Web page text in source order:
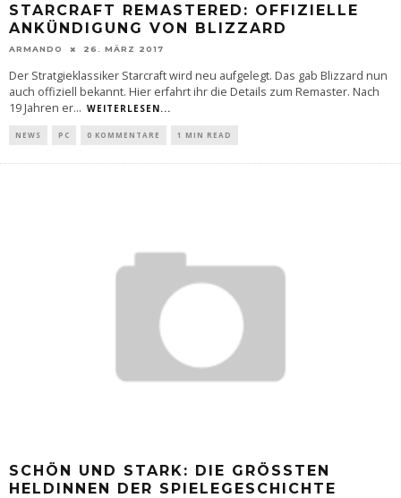
STARCRAFT REMASTERED: OFFIZIELLE
ANKÜNDIGUNG VON BLIZZARD
ARMANDO 26. MÄRZ 2017
Der Stratgieklassiker Starcraft wird neu aufgelegt. Das gab Blizzard nun
auch offiziell bekannt. Hier erfahrt ihr die Details zum Remaster. Nach
19 Jahren er... WEITERLESEN...
NEWS PC 0 KOMMENTARE 1 MIN READ
SCHÖN UND STARK: DIE GRÖSSTEN H
ELDINNEN DER SPIELEGESCHICHTE